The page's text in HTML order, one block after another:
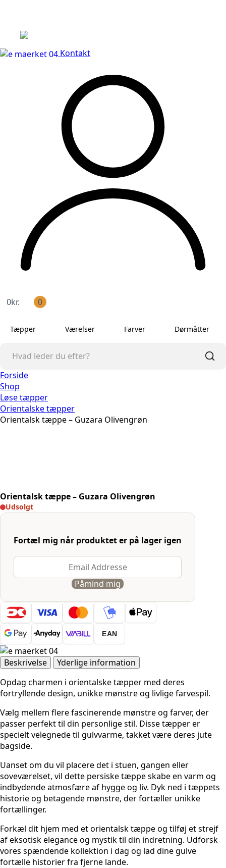
Kontakt
0kr. 0
Tæpper Værelser Farver Dørmåtter
Forside
Shop
Løse tæpper
Orientalske tæpper
Orientalsk tæppe – Guzara Olivengrøn
Orientalsk tæppe – Guzara Olivengrøn
Udsolgt
Fortæl mig når produktet er på lager igen
Påmind mig
EAN
Beskrivelse
Yderlige information
Opdag charmen i orientalske tæpper med deres
fortryllende design, unikke mønstre og livlige farvespil.
Vælg mellem flere fascinerende mønstre og farver, der
passer perfekt til din personlige stil. Disse tæpper er
specielt velegnede til gulvvarme, takket være deres jute
bagside.
Uanset om du vil placere det i stuen, gangen eller
soveværelset, vil dette persiske tæppe skabe en varm og
indbydende atmosfære af hygge og liv. Dyk ned i tæppets
historie og betagende mønstre, der fortæller unikke
fortællinger.
Forkæl dit hjem med et orientalsk tæppe og tilføj et strejf
af eksotisk elegance og mystik til din indretning. Udforsk
vores spændende kollektion i dag og lad dine gulve
fortælle historier fra fjerne lande.